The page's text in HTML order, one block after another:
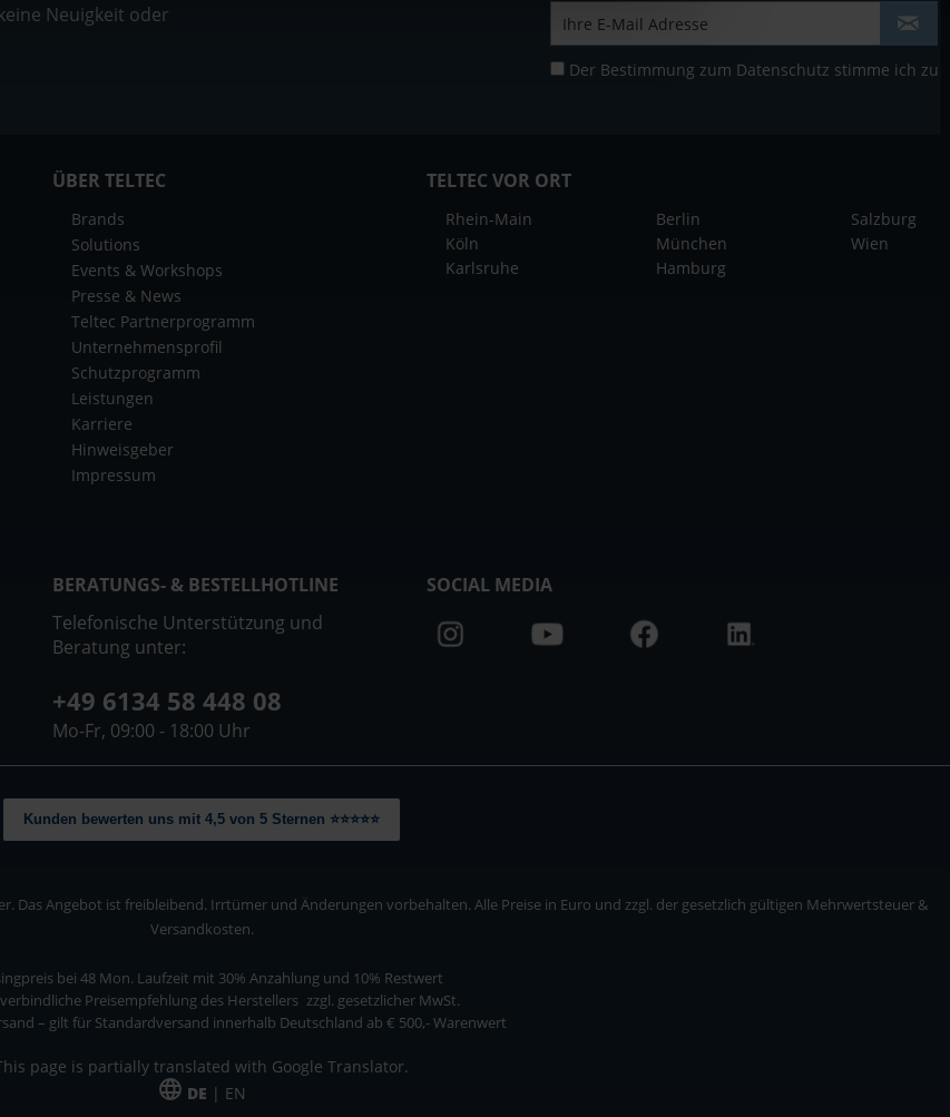
Neuigkeit oder
Der Bestimmung zum Datenschutz stimme ich zu
ÜBER TELTEC
Brands
Solutions
Events & Workshops
Presse & News
Teltec Partnerprogramm
Unternehmensprofil
Schutzprogramm
Leistungen
Karriere
Hinweisgeber
Impressum
TELTEC VOR ORT
Rhein-Main
Köln
Karlsruhe
Berlin
München
Hamburg
Salzburg
Wien
BERATUNGS- & BESTELLHOTLINE
Telefonische Unterstützung und
Beratung unter:
+49 6134 58 448 08
Mo-Fr, 09:00 - 18:00 Uhr
SOCIAL MEDIA
Kunden bewerten uns mit 4,5 von 5 Sternen ⭐⭐⭐⭐⭐
Das Angebot ist freibleibend. Irrtümer und Änderungen vorbehalten. Alle Preise in Euro und zzgl. der gesetzlich gültigen Mehrwertsteuer &
Versandkosten.
bei 48 Mon. Laufzeit mit 30% Anzahlung und 10% Restwert
Preisempfehlung des Herstellers zzgl. gesetzlicher MwSt.
– gilt für Standardversand innerhalb Deutschland ab € 500,- Warenwert
page is partially translated with Google Translator.
DE | EN